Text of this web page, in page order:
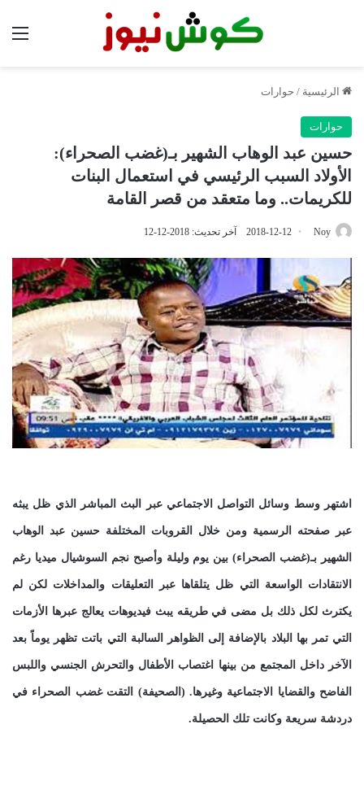
الرئيسية / حوارات
حوارات
حسين عبد الوهاب الشهير بـ(غضب الصحراء):
الأولاد السبب الرئيسي في استعمال البنات
للكريمات.. وما متعقد من قصر القامة
Noy
2018-12-12 آخر تحديث: 2018-12-12
اشتهر وسط وسائل التواصل الاجتماعي عبر البث المباشر الذي ظل يبثه
عبر صفحته الرسمية ومن خلال القروبات المختلفة حسين عبد الوهاب
الشهير بـ(غضب الصحراء) بين يوم وليلة وأصبح نجم السوشيال ميديا رغم
الانتقادات الواسعة التي ظل يتلقاها عبر التعليقات والمداخلات لكن لم
يكترث لكل ذلك بل مضى في طريقه يبث فيديوهات يعالج عبرها الأزمات
التي تمر بها البلاد بالإضافة إلى الظواهر السالبة التي باتت تظهر يوماً بعد
الآخر داخل المجتمع من بينها اغتصاب الأطفال والتحرش الجنسي واللبس
الفاضح والقضايا الاجتماعية وغيرها. (الصحيفة) التقت غضب الصحراء في
دردشة سريعة وكانت تلك الحصيلة.